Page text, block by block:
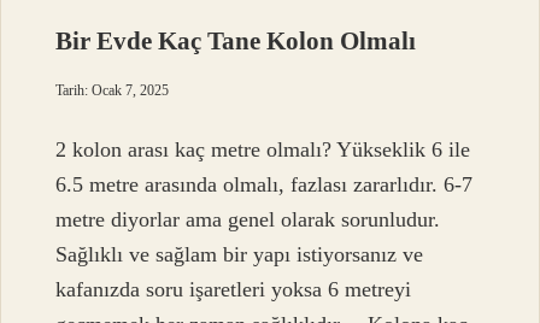
Bir Evde Kaç Tane Kolon Olmalı
Tarih: Ocak 7, 2025
2 kolon arası kaç metre olmalı? Yükseklik 6 ile
6.5 metre arasında olmalı, fazlası zararlıdır. 6-7
metre diyorlar ama genel olarak sorunludur.
Sağlıklı ve sağlam bir yapı istiyorsanız ve
kafanızda soru işaretleri yoksa 6 metreyi